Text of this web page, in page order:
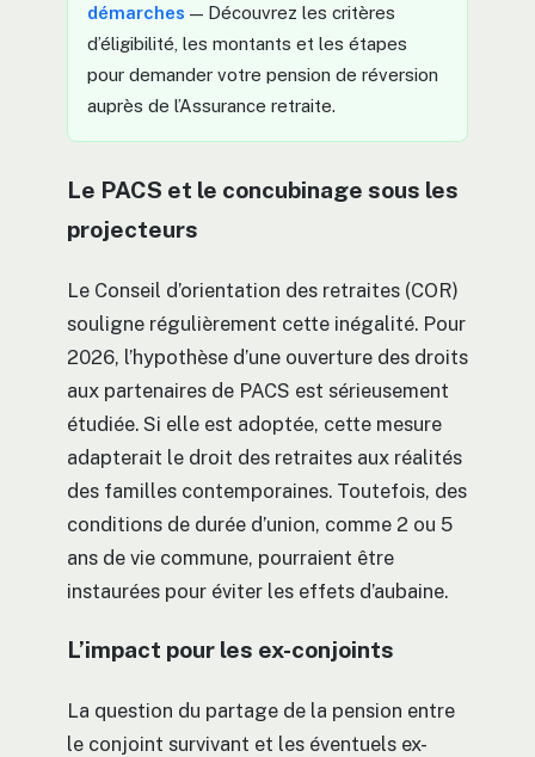
démarches — Découvrez les critères
d’éligibilité, les montants et les étapes
pour demander votre pension de réversion
auprès de l’Assurance retraite.
Le PACS et le concubinage sous les
projecteurs
Le Conseil d’orientation des retraites (COR)
souligne régulièrement cette inégalité. Pour
2026, l’hypothèse d’une ouverture des droits
aux partenaires de PACS est sérieusement
étudiée. Si elle est adoptée, cette mesure
adapterait le droit des retraites aux réalités
des familles contemporaines. Toutefois, des
conditions de durée d’union, comme 2 ou 5
ans de vie commune, pourraient être
instaurées pour éviter les effets d’aubaine.
L’impact pour les ex-conjoints
La question du partage de la pension entre
le conjoint survivant et les éventuels ex-